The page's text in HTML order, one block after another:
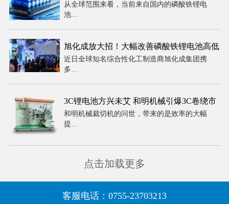
全球引领
从全球范围来看，当前来自国内的磷酸铁锂电
池…
旭化成放大招！大幅改善磷酸铁锂电池高低
温性能
近日全球知名综合性化工制造商旭化成集团携
多…
3C锂电池方兴未艾 和明机械引爆3C卷绕市
场
和明机械裁切机的问世，带来的是效率的大幅
提…
点击加载更多
客服电话：0755-23703213